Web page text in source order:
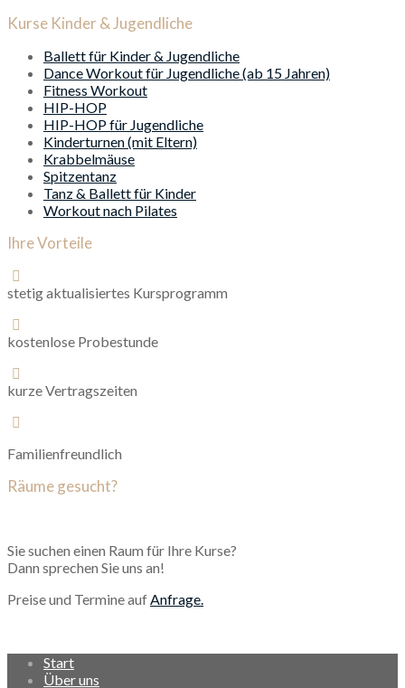
Kurse Kinder & Jugendliche
Ballett für Kinder & Jugendliche
Dance Workout für Jugendliche (ab 15 Jahren)
Fitness Workout
HIP-HOP
HIP-HOP für Jugendliche
Kinderturnen (mit Eltern)
Krabbelmäuse
Spitzentanz
Tanz & Ballett für Kinder
Workout nach Pilates
Ihre Vorteile
stetig aktualisiertes Kursprogramm
kostenlose Probestunde
kurze Vertragszeiten
Familienfreundlich
Räume gesucht?
Sie suchen einen Raum für Ihre Kurse?
Dann sprechen Sie uns an!
Preise und Termine auf Anfrage.
Start
Über uns